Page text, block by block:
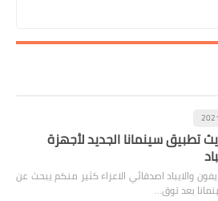
تطبيق سينمانا الجديد لأجهزة
والايباد اصدقائي الاعزاء كثير منكم يبحث عن
بعد توق…